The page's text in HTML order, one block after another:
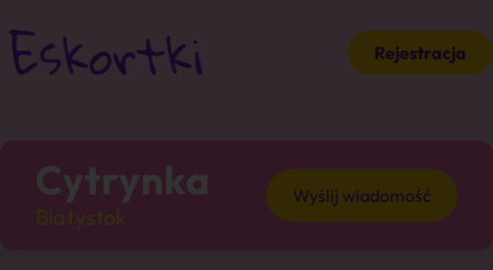
Rejestracja
Cytrynka Wyślij wiadomość